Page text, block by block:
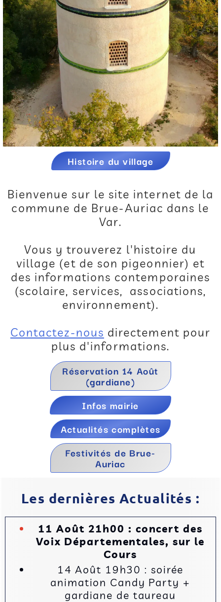
Histoire du village
Bienvenue sur le site internet de la
commune de Brue-Auriac dans le
Var.
Vous y trouverez l'histoire du
village (et de son pigeonnier) et
des informations contemporaines
(scolaire, services, associations,
environnement).
Contactez-nous directement pour
plus d'informations.
Réservation 14 Août
(gardiane)
Infos mairie
Actualités complètes
Festivités de Brue-
Auriac
Les dernières Actualités :
11 Août 21h00 : concert des
Voix Départementales, sur le
Cours
14 Août 19h30 : soirée
animation Candy Party +
gardiane de taureau